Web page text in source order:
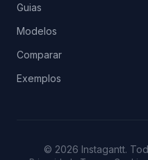
Guias
Modelos
Comparar
Exemplos
© 2026 Instagantt.